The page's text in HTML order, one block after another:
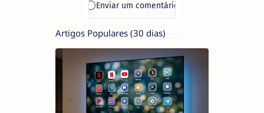
Artigos Populares (30 dias)